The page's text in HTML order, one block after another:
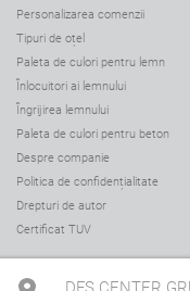
Personalizarea comenzii
Tipuri de oțel
Paleta de culori pentru lemn
Înlocuitori ai lemnului
Îngrijirea lemnului
Paleta de culori pentru beton
Despre companie
Politica de confidențialitate
Drepturi de autor
Certificat TUV